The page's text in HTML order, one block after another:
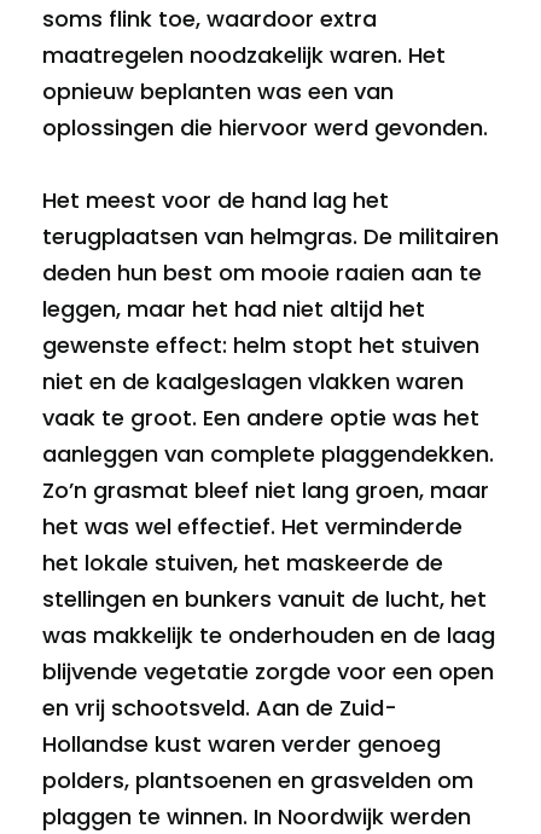
soms flink toe, waardoor extra
maatregelen noodzakelijk waren. Het
opnieuw beplanten was een van
oplossingen die hiervoor werd gevonden.
Het meest voor de hand lag het
terugplaatsen van helmgras. De militairen
deden hun best om mooie raaien aan te
leggen, maar het had niet altijd het
gewenste effect: helm stopt het stuiven
niet en de kaalgeslagen vlakken waren
vaak te groot. Een andere optie was het
aanleggen van complete plaggendekken.
Zo’n grasmat bleef niet lang groen, maar
het was wel effectief. Het verminderde
het lokale stuiven, het maskeerde de
stellingen en bunkers vanuit de lucht, het
was makkelijk te onderhouden en de laag
blijvende vegetatie zorgde voor een open
en vrij schootsveld. Aan de Zuid-
Hollandse kust waren verder genoeg
polders, plantsoenen en grasvelden om
plaggen te winnen. In Noordwijk werden